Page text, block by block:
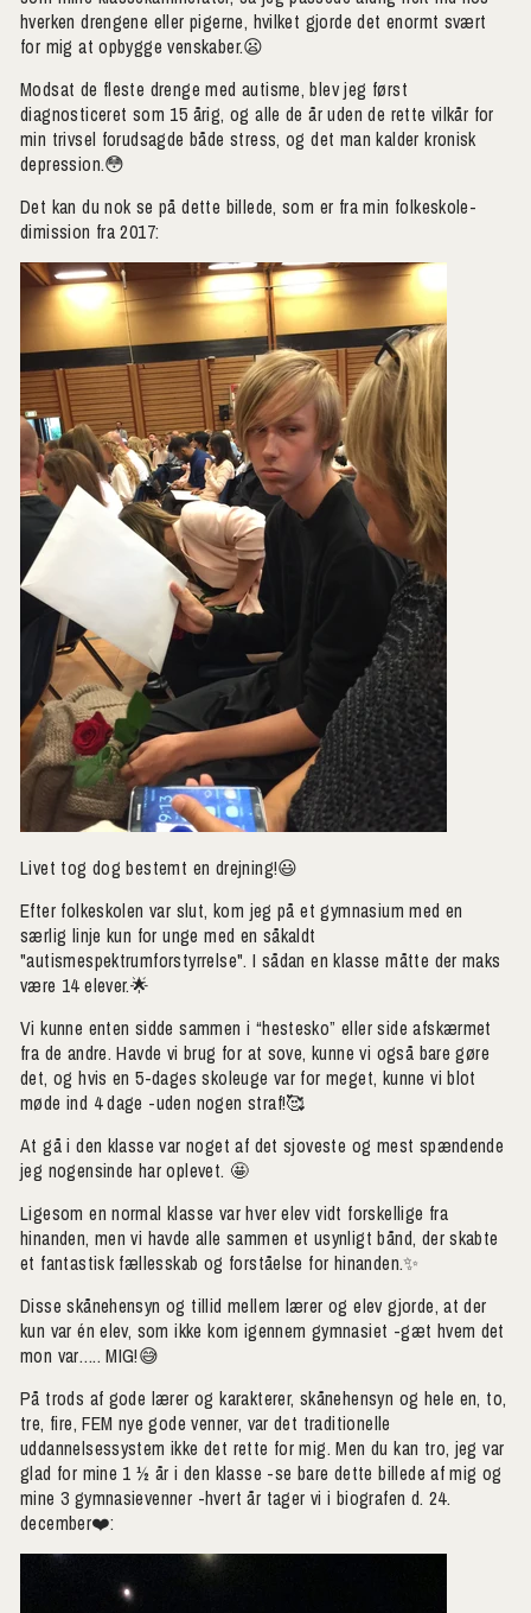
hverken drengene eller pigerne, hvilket gjorde det enormt svært
for mig at opbygge venskaber.😦
Modsat de fleste drenge med autisme, blev jeg først
diagnosticeret som 15 årig, og alle de år uden de rette vilkår for
min trivsel forudsagde både stress, og det man kalder kronisk
depression.😳
Det kan du nok se på dette billede, som er fra min folkeskole-
dimission fra 2017:
Livet tog dog bestemt en drejning!😃
Efter folkeskolen var slut, kom jeg på et gymnasium med en
særlig linje kun for unge med en såkaldt
"autismespektrumforstyrrelse". I sådan en klasse måtte der maks
være 14 elever.🌟
Vi kunne enten sidde sammen i “hestesko” eller side afskærmet
fra de andre. Havde vi brug for at sove, kunne vi også bare gøre
det, og hvis en 5-dages skoleuge var for meget, kunne vi blot
møde ind 4 dage -uden nogen straf!🥰
At gå i den klasse var noget af det sjoveste og mest spændende
jeg nogensinde har oplevet. 🤩
Ligesom en normal klasse var hver elev vidt forskellige fra
hinanden, men vi havde alle sammen et usynligt bånd, der skabte
et fantastisk fællesskab og forståelse for hinanden.✨
Disse skånehensyn og tillid mellem lærer og elev gjorde, at der
kun var én elev, som ikke kom igennem gymnasiet -gæt hvem det
mon var….. MIG!😅
På trods af gode lærer og karakterer, skånehensyn og hele en, to,
tre, fire, FEM nye gode venner, var det traditionelle
uddannelsessystem ikke det rette for mig. Men du kan tro, jeg var
glad for mine 1 ½ år i den klasse -se bare dette billede af mig og
mine 3 gymnasievenner -hvert år tager vi i biografen d. 24.
december❤️: